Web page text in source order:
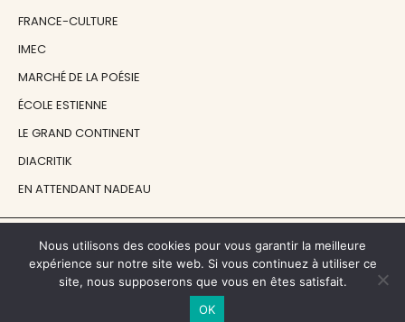
FRANCE-CULTURE
IMEC
MARCHÉ DE LA POÉSIE
ÉCOLE ESTIENNE
LE GRAND CONTINENT
DIACRITIK
EN ATTENDANT NADEAU
NOS SOUTIENS
CENTRE NATIONAL DU LIVRE
Nous utilisons des cookies pour vous garantir la meilleure
expérience sur notre site web. Si vous continuez à utiliser ce
site, nous supposerons que vous en êtes satisfait.
OK